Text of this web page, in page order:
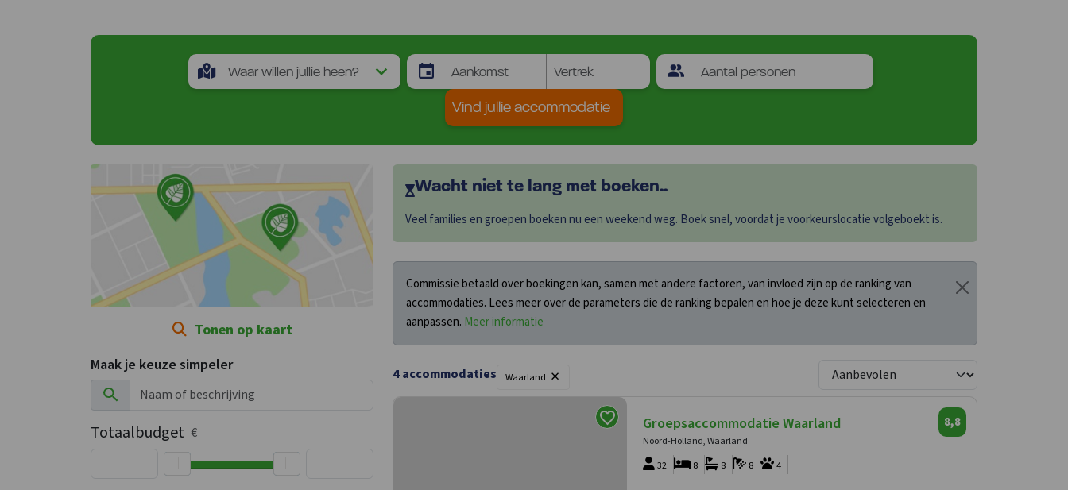
Vind jullie accommodatie
Tonen op kaart
Maak je keuze simpeler
Totaalbudget €
Wacht niet te lang met boeken..
Veel families en groepen boeken nu een weekend weg. Boek snel, voordat je voorkeurslocatie volgeboekt is.
Commissie betaald over boekingen kan, samen met andere factoren, van invloed zijn op de ranking van
accommodaties. Lees meer over de parameters die de ranking bepalen en hoe je deze kunt selecteren en
aanpassen. Meer informatie
4accommodaties Waarland ×
Groepsaccommodatie Waarland
Noord-Holland, Waarland
8,8
32 4
8
8
8